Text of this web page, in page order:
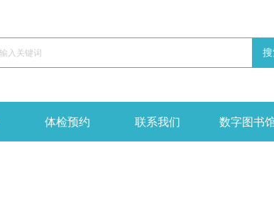
体检预约 联系我们 数字图书